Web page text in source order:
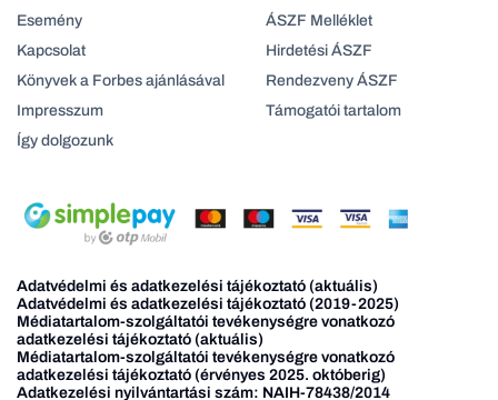
Esemény
Kapcsolat
Könyvek a Forbes ajánlásával
Impresszum
Így dolgozunk
ÁSZF Melléklet
Hirdetési ÁSZF
Rendezveny ÁSZF
Támogatói tartalom
Adatvédelmi és adatkezelési tájékoztató (aktuális)
Adatvédelmi és adatkezelési tájékoztató (2019-2025)
Médiatartalom-szolgáltatói tevékenységre vonatkozó
adatkezelési tájékoztató (aktuális)
Médiatartalom-szolgáltatói tevékenységre vonatkozó
adatkezelési tájékoztató (érvényes 2025. októberig)
Adatkezelési nyilvántartási szám: NAIH-78438/2014